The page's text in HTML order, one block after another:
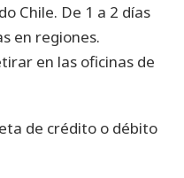
Chile. De 1 a 2 días
en regiones.
en las oficinas de
de crédito o débito